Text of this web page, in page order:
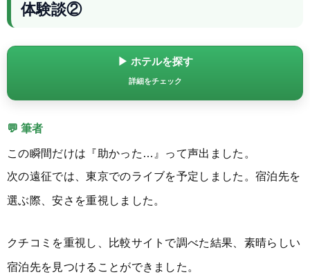
体験談②
▶ ホテルを探す
詳細をチェック
💬 筆者
この瞬間だけは『助かった…』って声出ました。
次の遠征では、東京でのライブを予定しました。宿泊先を
選ぶ際、安さを重視しました。
クチコミを重視し、比較サイトで調べた結果、素晴らしい
宿泊先を見つけることができました。